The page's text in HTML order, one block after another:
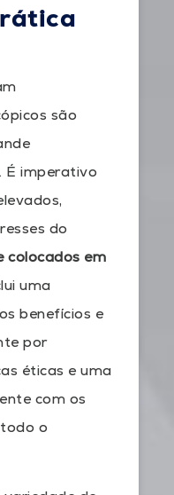
são
É imperativo
do
colocados em
uma
benefícios e
por
éticas e uma
com os
o